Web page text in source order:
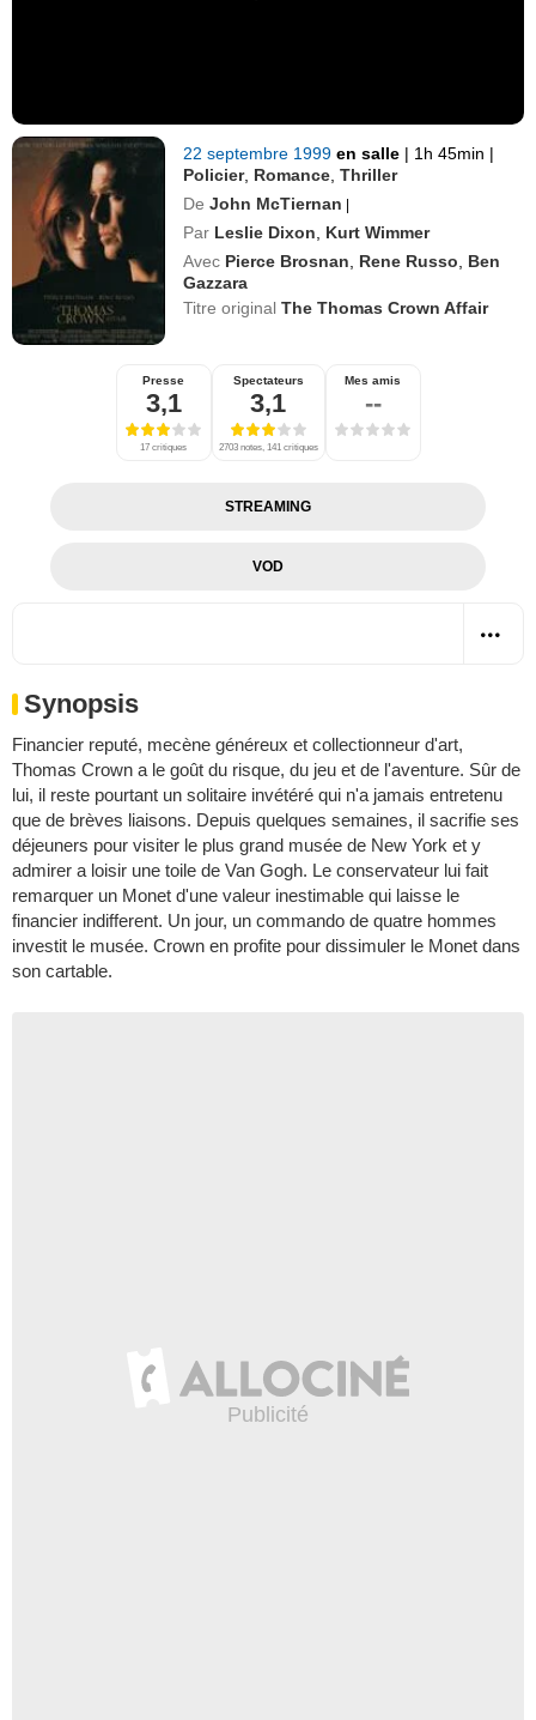
22 septembre 1999en salle | 1h 45min |
Policier, Romance ,Thriller
De John McTiernan |
Par Leslie Dixon
Kurt Wimmer
Avec Pierce Brosnan Rene Russo
Ben
Gazzara
Titre originalThe Thomas Crown Affair
Presse
3,1
17 critiques
Spectateurs
3,1
2703 notes, 141 critiques
Mes amis
--
STREAMING
VOD
Synopsis
Financier reputé, mecène généreux et collectionneur d'art,
Thomas Crown a le goût du risque, du jeu et de l'aventure. Sûr de
lui, il reste pourtant un solitaire invétéré qui n'a jamais entretenu
que de brèves liaisons. Depuis quelques semaines, il sacrifie ses
déjeuners pour visiter le plus grand musée de New York et y
admirer a loisir une toile de Van Gogh. Le conservateur lui fait
remarquer un Monet d'une valeur inestimable qui laisse le
financier indifferent. Un jour, un commando de quatre hommes
investit le musée. Crown en profite pour dissimuler le Monet dans
son cartable.